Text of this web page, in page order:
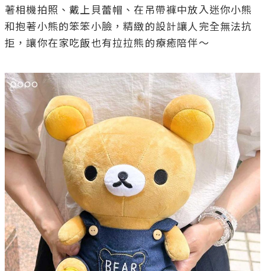
著相機拍照、戴上貝蕾帽、在吊帶褲中放入迷你小熊
和抱著小熊的笨笨小臉，精緻的設計讓人完全無法抗
拒，讓你在家吃飯也有拉拉熊的療癒陪伴～